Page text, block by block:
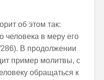
об этом так:
человека в меру его
В продолжении
пример молитвы, с
обращаться к